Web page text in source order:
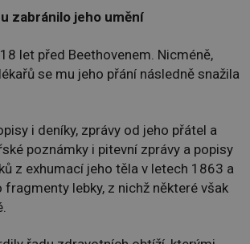
zabránilo jeho umění
let před Beethovenem. Nicméně,
se mu jeho přání následně snažila
i deníky, zprávy od jeho přátel a
poznámky i pitevní zprávy a popisy
z exhumací jeho těla v letech 1863 a
fragmenty lebky, z nichž některé však